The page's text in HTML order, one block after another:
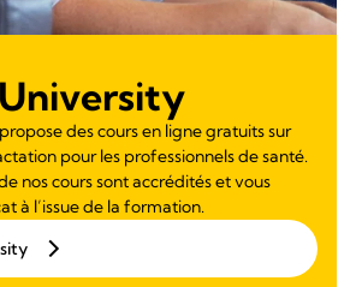
des cours en ligne gratuits sur
pour les professionnels de santé.
nos cours sont accrédités et vous
à l’issue de la formation.